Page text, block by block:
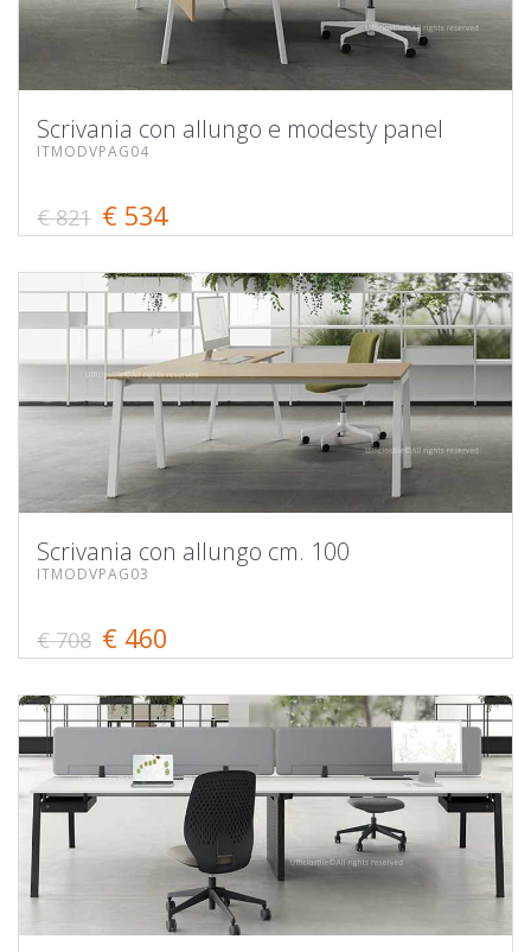
Scrivania con allungo e modesty panel
ITMODVPAG04
€ 821 € 534
Scrivania con allungo cm. 100
ITMODVPAG03
€ 708 € 460